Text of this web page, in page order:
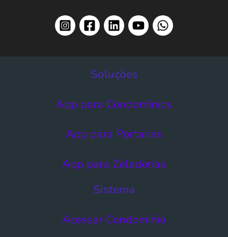
Soluções
App para Condomínios
App para Portarias
App para Zeladorias
Sistema
Acessar Condomínio​